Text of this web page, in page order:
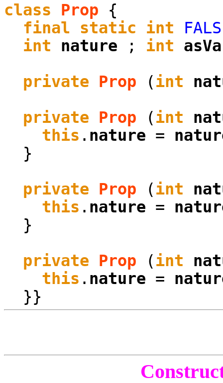
class Prop {
final
static int
int
nature ; int
private
Prop (int
private
Prop (int
this . nature =
}
private
Prop (int
this . nature =
}
private
Prop (int
this . nature =
}}